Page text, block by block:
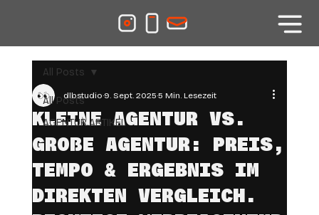
All Posts
AGENTUR.ARTIKEL
All Posts
KLEINE AGENTUR VS.
GROẞE AGENTUR: PREIS,
TEMPO & ERGEBNIS IM
DIREKTEN VERGLEICH.
dlbstudio9. Sept. 20255 Min. Lesezeit